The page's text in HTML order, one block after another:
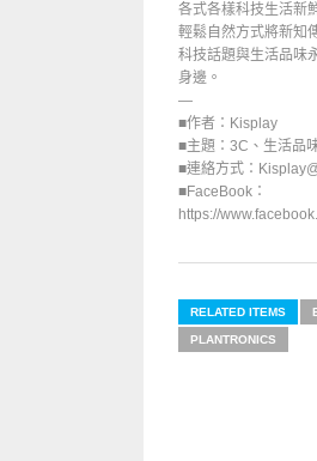
各式各樣科技生活新
輕鬆自然方式將新知
科技話題與生活品味
身邊。
—
■作者：Kisplay
■主題：3C、生活品
■連絡方式：
■FaceBook：
https://
RELATED ITEMS
PLANTRONICS